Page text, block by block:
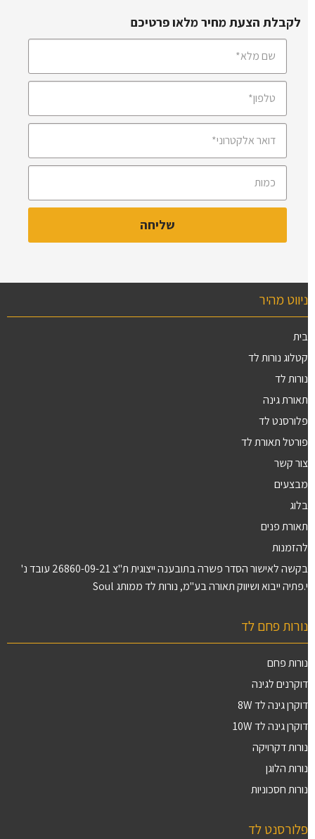
לקבלת הצעת מחיר מלאו פרטיכם
ניווט מהיר
בית
קטלוג נורות לד
נורות לד
תאורת גינה
פלורסנט לד
פורטל תאורת לד
צור קשר
מבצעים
בלוג
תאורת פנים
להזמנות
בקשה לאישור הסדר פשרה בתובענה ייצוגית ת"צ 26860-09-21 עובד נ'
י.פתיה ייבוא ושיווק תאורה בע"מ, נורות לד ממותג Soul
נורות פחם לד
נורות פחם
דוקרנים לגינה
דוקרן גינה לד 8W
דוקרן גינה לד 10W
נורות דקרויקה
נורות הלוגן
נורות חסכוניות
פלורסנט לד